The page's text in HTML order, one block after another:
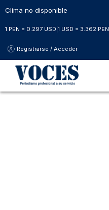
Clima no disponible
1 PEN = 0.297 USD 1 USD = 3.362 PEN
Registrarse / Acceder